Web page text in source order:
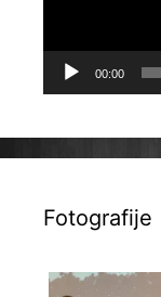
00:00
Fotografije